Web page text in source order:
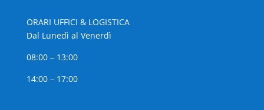
ORARI UFFICI & LOGISTICA
Dal Lunedì al Venerdì
08:00 – 13:00
14:00 – 17:00